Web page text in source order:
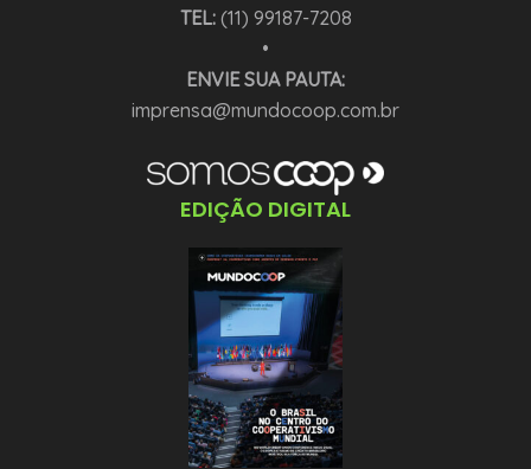
TEL:(11) 99187-7208
•
ENVIE SUA PAUTA:
imprensa@mundocoop.com.br
EDIÇÃO DIGITAL